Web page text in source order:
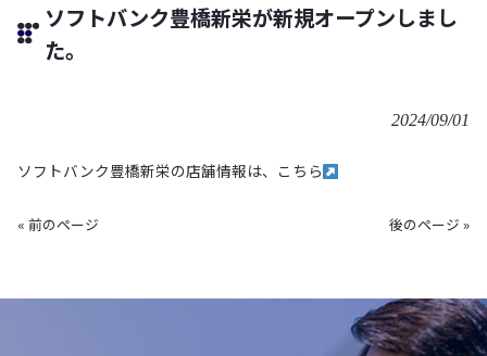
ソフトバンク豊橋新栄が新規オープンしまし
た。
2024/09/01
ソフトバンク豊橋新栄の店舗情報は、こちら
« 前のページ 後のページ »